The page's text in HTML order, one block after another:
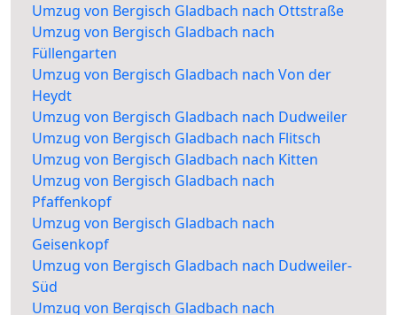
Umzug von Bergisch Gladbach nach Ottstraße
Umzug von Bergisch Gladbach nach
Füllengarten
Umzug von Bergisch Gladbach nach Von der
Heydt
Umzug von Bergisch Gladbach nach Dudweiler
Umzug von Bergisch Gladbach nach Flitsch
Umzug von Bergisch Gladbach nach Kitten
Umzug von Bergisch Gladbach nach
Pfaffenkopf
Umzug von Bergisch Gladbach nach
Geisenkopf
Umzug von Bergisch Gladbach nach Dudweiler-
Süd
Umzug von Bergisch Gladbach nach